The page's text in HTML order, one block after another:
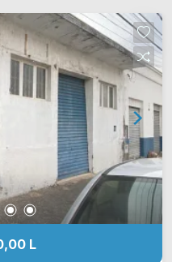
Nobre, padaria São
Welcome
Entre em
Imóveis e agende
(19) 3475-
L